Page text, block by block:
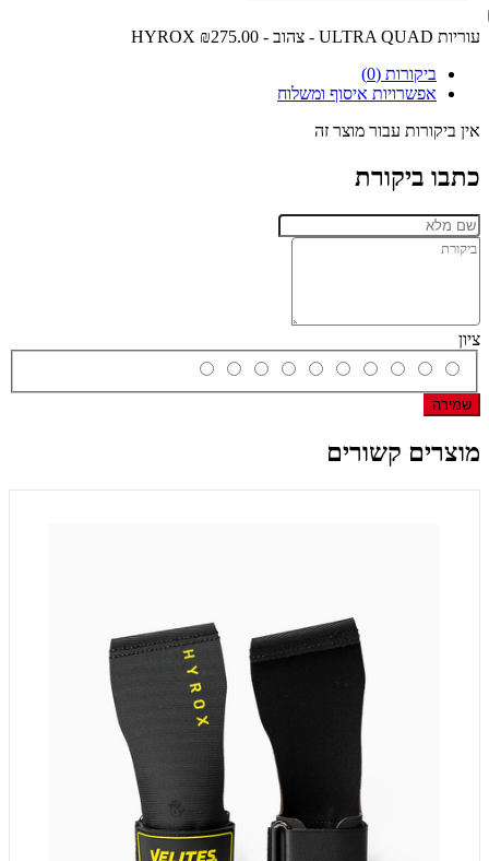
עוריות ULTRA QUAD - צהוב - HYROX
₪275.00
ביקורות (0)
אפשרויות איסוף ומשלוח
אין ביקורות עבור מוצר זה
כתבו ביקורת
ציון
שמירה
מוצרים קשורים